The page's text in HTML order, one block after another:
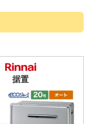
据置